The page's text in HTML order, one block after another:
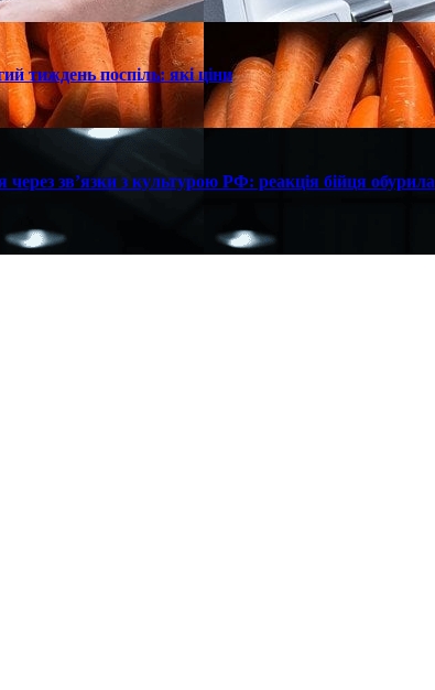
тиждень поспіль: які ціни
зв’язки з культурою РФ: реакція бійця обурила